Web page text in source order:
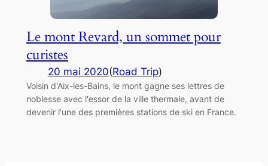
Le mont Revard, un sommet pour
curistes
20 mai 2020(Road Trip)
Voisin d'Aix-les-Bains, le mont gagne ses lettres de
noblesse avec l'essor de la ville thermale, avant de
devenir l'une des premières stations de ski en France.